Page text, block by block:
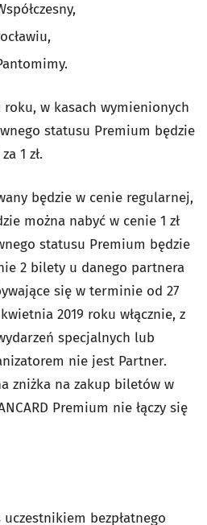
roku, w kasach wymienionych
statusu Premium będzie
1 zł.
będzie w cenie regularnej,
można nabyć w cenie 1 zł
statusu Premium będzie
2 bilety u danego partnera
się w terminie od 27
2019 roku włącznie, z
specjalnych lub
nie jest Partner.
zniżka na zakup biletów w
Premium nie łączy się
bezpłatnego